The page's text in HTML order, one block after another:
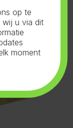
op te
wij u via dit
moment